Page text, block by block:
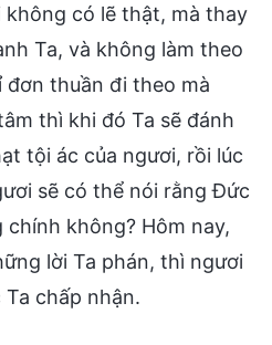
không có lẽ thật, mà thay
Ta, và không làm theo
đơn thuần đi theo mà
thì khi đó Ta sẽ đánh
tội ác của ngươi, rồi lúc
sẽ có thể nói rằng Đức
không? Hôm nay,
lời Ta phán, thì ngươi
chấp nhận.